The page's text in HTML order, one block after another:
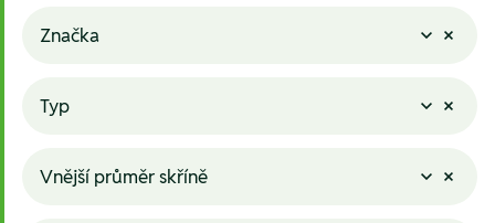
Značka
Typ
Vnější průměr skříně